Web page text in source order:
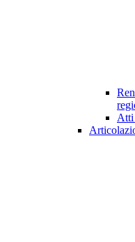
Atti